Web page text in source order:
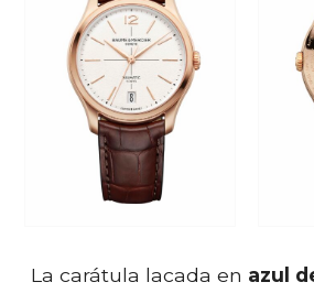
La carátula lacada en azul